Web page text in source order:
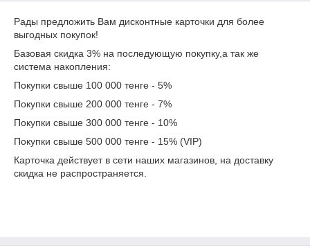
Рады предложить Вам дисконтные карточки для более
выгодных покупок!
Базовая скидка 3% на последующую покупку,а так же
система накопления:
Покупки свыше 100 000 тенге - 5%
Покупки свыше 200 000 тенге - 7%
Покупки свыше 300 000 тенге - 10%
Покупки свыше 500 000 тенге - 15% (VIP)
Карточка действует в сети наших магазинов, на доставку
скидка не распространяется.